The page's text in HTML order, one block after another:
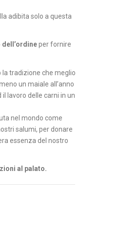
adibita solo a questa
per fornire
la tradizione che meglio
un maiale all’anno
lavoro delle carni in un
nel mondo come
salumi, per donare
essenza del nostro
al palato.